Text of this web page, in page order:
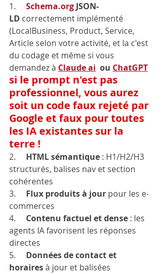
1. Schema.org JSON-
LD correctement implémenté
(LocalBusiness, Product, Service,
Article selon votre activité, et la c'est
du codage et même si vous
demandez à Claude ai
  ou
ChatGPT
si le prompt n'est pas
professionnel, vous aurez
soit un code faux rejeté par
Google et faux pour toutes
les IA existantes sur la
terre !
2. HTML sémantique : H1/H2/H3
structurés, balises nav et section
cohérentes
3. Flux produits à jour pour les e-
commerces
4. Contenu factuel et dense : les
agents IA favorisent les réponses
directes
5. Données de contact et
horaires à jour et balisées